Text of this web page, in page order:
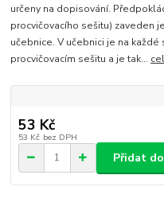
určeny na dopisování.
procvičovacího sešitu) zaveden
učebnice. V učebnici je na
procvičovacím sešitu a je tak...
53 Kč
53 Kč bez DPH
Přidat